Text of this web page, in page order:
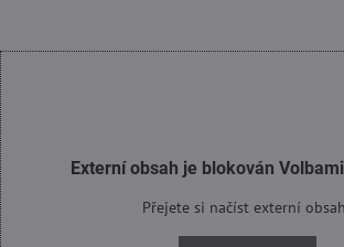
Externí obsah je blokován
Přejete si načíst externí